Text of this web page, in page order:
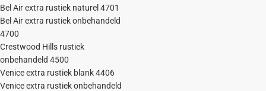
Bel Air extra rustiek naturel 4701
Bel Air extra rustiek onbehandeld
4700
Crestwood Hills rustiek
onbehandeld 4500
Venice extra rustiek blank 4406
Venice extra rustiek onbehandeld